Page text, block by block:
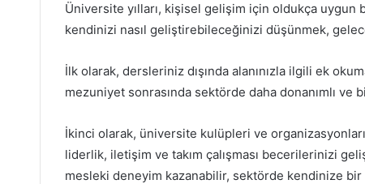
Üniversite yılları, kişisel gelişim için oldukça
kendinizi nasıl geliştirebileceğinizi düşünmek,
İlk olarak, dersleriniz dışında alanınızla ilgili ek
mezuniyet sonrasında sektörde daha donanımlı
İkinci olarak, üniversite kulüpleri ve
liderlik, iletişim ve takım çalışması becerilerinizi
mesleki deneyim kazanabilir, sektörde kendinize